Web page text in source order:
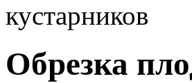
кустарников
Обрезка